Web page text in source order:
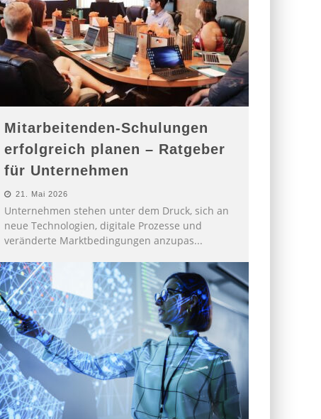
Mitarbeitenden-Schulungen
erfolgreich planen – Ratgeber
für Unternehmen
21. Mai 2026
Unternehmen stehen unter dem Druck, sich an
neue Technologien, digitale Prozesse und
veränderte Marktbedingungen anzupas...